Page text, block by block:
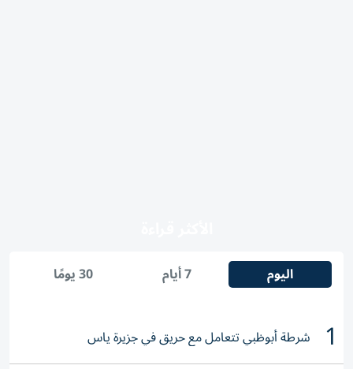
اليوم 7 أيام 30 يومًا
1 شرطة أبوظبي تتعامل مع حريق في جزيرة ياس